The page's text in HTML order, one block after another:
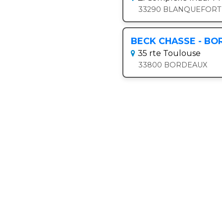
33290 BLANQUEFORT
BECK CHASSE -
35 rte Toulouse
33800 BORDEAUX